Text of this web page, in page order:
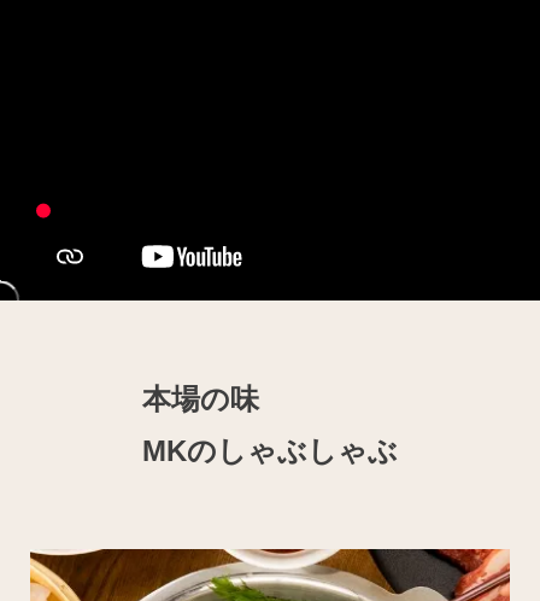
本場の味
MKのしゃぶしゃぶ